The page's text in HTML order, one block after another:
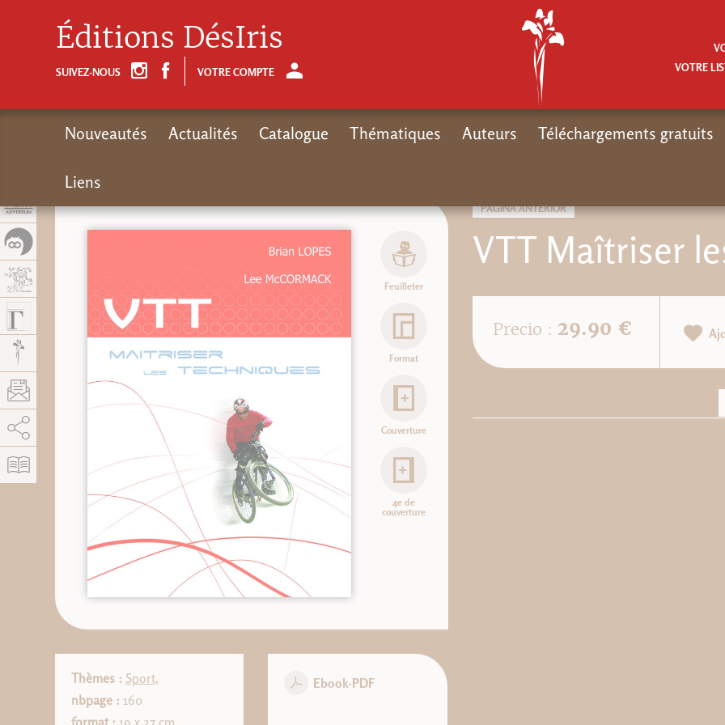
PÁGINA ANTERIOR
VTT Maîtriser
Feuilleter
Format
Couverture
4e de
couverture
Thèmes : Sport,
nbpage : 160
Ebook-PDF
Precio : 29.90 €
Éditions DésIris
SUIVEZ-NOUS VOTRE COMPTE
VOTRE
Nouveautés Actualités Catalogue Thématiques Auteurs Téléchargements gratuits
Liens
AddThis está deshabilitado. Permitir